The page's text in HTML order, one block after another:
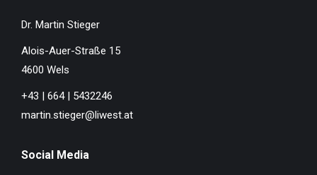
Dr. Martin Stieger
Alois-Auer-Straße 15
4600 Wels
+43 | 664 | 5432246
martin.stieger@liwest.at
Social Media